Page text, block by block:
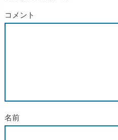
コメント
名前